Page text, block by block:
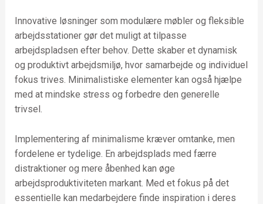
Innovative løsninger som modulære møbler og fleksible
arbejdsstationer gør det muligt at tilpasse
arbejdspladsen efter behov. Dette skaber et dynamisk
og produktivt arbejdsmiljø, hvor samarbejde og individuel
fokus trives. Minimalistiske elementer kan også hjælpe
med at mindske stress og forbedre den generelle
trivsel.
Implementering af minimalisme kræver omtanke, men
fordelene er tydelige. En arbejdsplads med færre
distraktioner og mere åbenhed kan øge
arbejdsproduktiviteten markant. Med et fokus på det
essentielle kan medarbejdere finde inspiration i deres